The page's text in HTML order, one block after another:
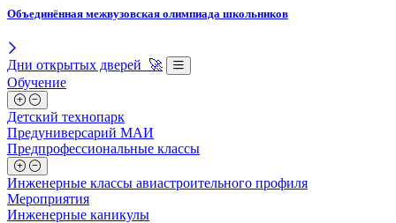
Объединённая межвузовская олимпиада школьников
Дни открытых дверей 🚀
Обучение
Детский технопарк
Предуниверсарий МАИ
Предпрофессиональные классы
Инженерные классы авиастроительного профиля
Мероприятия
Инженерные каникулы